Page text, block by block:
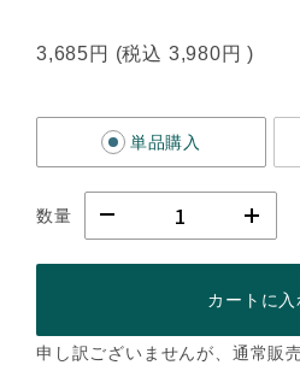
3,685円 (税込 3,980円 )
単品購入
数量
カートに入
申し訳ございませんが、通常販